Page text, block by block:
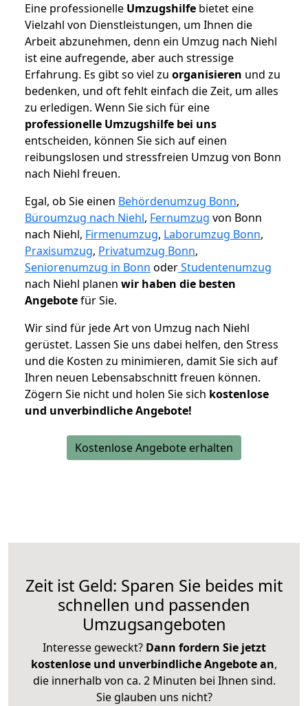
Eine professionelle Umzugshilfe bietet eine
Vielzahl von Dienstleistungen, um Ihnen die
Arbeit abzunehmen, denn ein Umzug nach Niehl
ist eine aufregende, aber auch stressige
Erfahrung. Es gibt so viel zu organisieren und zu
bedenken, und oft fehlt einfach die Zeit, um alles
zu erledigen. Wenn Sie sich für eine
professionelle Umzugshilfe bei uns
entscheiden, können Sie sich auf einen
reibungslosen und stressfreien Umzug von Bonn
nach Niehl freuen.
Egal, ob Sie einen Behördenumzug Bonn,
Büroumzug nach Niehl, Fernumzug von Bonn
nach Niehl, Firmenumzug, Laborumzug Bonn,
Praxisumzug, Privatumzug Bonn,
Seniorenumzug in Bonn oderStudentenumzug
nach Niehl planen wir haben die besten
Angebotefür Sie.
Wir sind für jede Art von Umzug nach Niehl
gerüstet. Lassen Sie uns dabei helfen, den Stress
und die Kosten zu minimieren, damit Sie sich auf
Ihren neuen Lebensabschnitt freuen können.
Zögern Sie nicht und holen Sie sich kostenlose
und unverbindliche Angebote!
Kostenlose Angebote erhalten
Zeit ist Geld: Sparen Sie beides mit
schnellen und passenden
Umzugsangeboten
Interesse geweckt? Dann fordern Sie jetzt
kostenlose und unverbindliche Angebote an,
die innerhalb von ca. 2 Minuten bei Ihnen sind.
Sie glauben uns nicht?